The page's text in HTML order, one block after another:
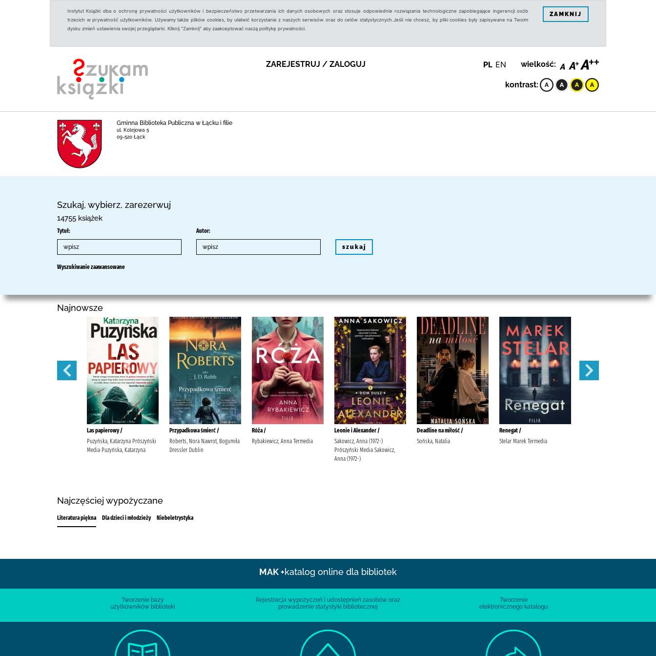
Instytut Książki dba o ochronę prywatności użytkowników i bezpieczeństwo przetwarzania ich danych osobowych oraz stosuje odpowiednie rozwiązania technologiczne zapobiegające ingerencji osób
trzecich w prywatność użytkowników. Używamy także plików cookies, by ułatwić korzystanie z naszych serwisów oraz do celów statystycznych.Jeśli nie chcesz, by pliki cookies były zapisywane na Twoim
dysku zmień ustawienia swojej przeglądarki. Kliknij "Zamknij" aby zaakceptować naszą politykę prywatności.
ZAMKNIJ
ZAREJESTRUJ / ZALOGUJ PL EN wielkość:
kontrast:
Gminna Biblioteka Publiczna w Łącku i filie
ul. Kolejowa 5
09-520 Łąck
Szukaj, wybierz, zarezerwuj
14755 książek
Tytuł: Autor:
szukaj
Wyszukiwanie zaawansowane
Najnowsze
Las papierowy /
Puzyńska, Katarzyna Prószyński
Media Puzyńska, Katarzyna
Przypadkowa śmierć /
Roberts, Nora Nawrot, Bogumiła
Dressler Dublin
Róża /
Rybakiewicz, Anna Termedia
Leonie i Alexander /
Sakowicz, Anna (1972-)
Prószyński Media Sakowicz,
Anna (1972-)
Deadline na miłość /
Sońska, Natalia
Renegat /
Stelar Marek Termedia
Najczęściej wypożyczane
Literatura piękna Dla dzieci i młodzieży Niebeletrystyka
MAK +katalog online dla bibliotek
Tworzenie bazy
użytkowników biblioteki
Rejestracja wypożyczeń i udostępnień zasobów oraz
prowadzenie statystyki bibliotecznej
Tworzenie
elektronicznego katalogu